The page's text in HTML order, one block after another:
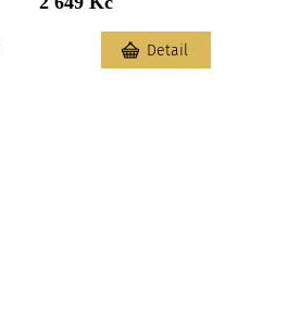
Detail